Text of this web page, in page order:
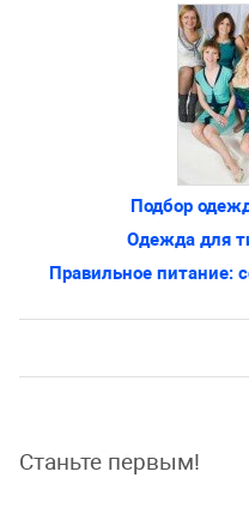
Подбор
Одежда для
Правильное питание:
Станьте первым!